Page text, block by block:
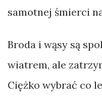
samotnej śmierci
Broda i wąsy są
wiatrem, ale
Ciężko wybrać co